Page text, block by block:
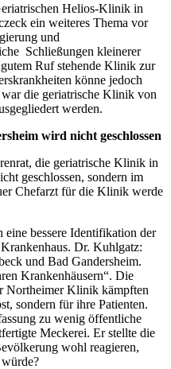
Helios-Klinik in
ein weiteres Thema vor
und
Schließungen kleinerer
Ruf stehende Klinik zur
könne jedoch
die geriatrische Klinik von
werden.
wird nicht geschlossen
die geriatrische Klinik in
geschlossen, sondern im
Chefarzt für die Klinik werde
bessere Identifikation der
Dr. Kuhlgatz:
und Bad Gandersheim.
Krankenhäusern“. Die
Northeimer Klinik kämpften
sondern für ihre Patienten.
zu wenig öffentliche
Meckerei. Er stellte die
wohl reagieren,
würde?